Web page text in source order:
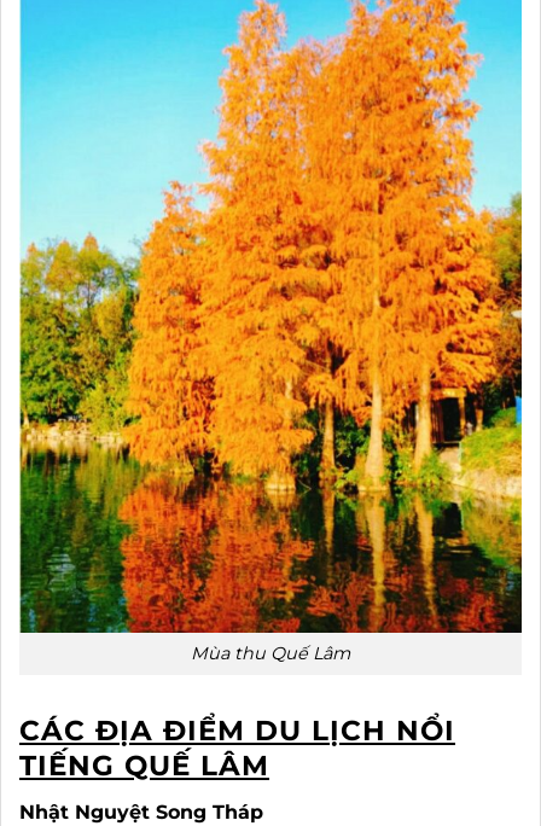
Mùa thu Quế Lâm
CÁC ĐỊA ĐIỂM DU LỊCH NỔI
TIẾNG QUẾ LÂM
Nhật Nguyệt Song Tháp